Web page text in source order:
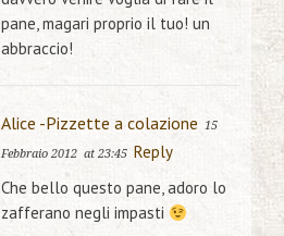
pane, magari proprio il tuo! un
abbraccio!
Alice -Pizzette a colazione 15
Febbraio 2012 at 23:45 Reply
Che bello questo pane, adoro lo
zafferano negli impasti